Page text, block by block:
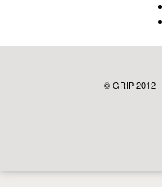
© GRIP 2012